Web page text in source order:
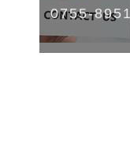
0755-